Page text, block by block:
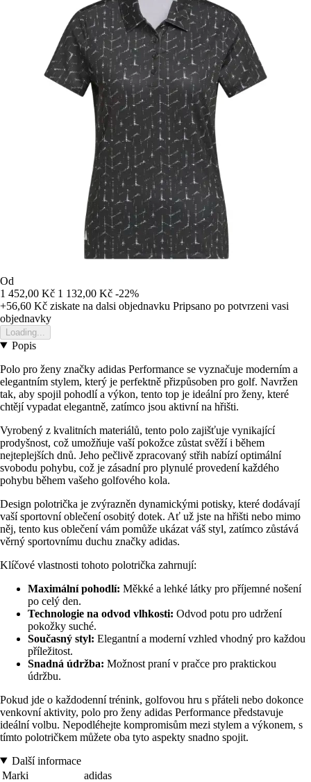
Od
1 452,00 Kč 1 132,00 Kč -22%
+56,60 Kč ziskate na dalsi objednavku Pripsano po potvrzeni vasi
objednavky
Loading...
Popis
Polo pro ženy značky adidas Performance se vyznačuje moderním a
elegantním stylem, který je perfektně přizpůsoben pro golf. Navržen
tak, aby spojil pohodlí a výkon, tento top je ideální pro ženy, které
chtějí vypadat elegantně, zatímco jsou aktivní na hřišti.
Vyrobený z kvalitních materiálů, tento polo zajišťuje vynikající
prodyšnost, což umožňuje vaší pokožce zůstat svěží i během
nejteplejších dnů. Jeho pečlivě zpracovaný střih nabízí optimální
svobodu pohybu, což je zásadní pro plynulé provedení každého
pohybu během vašeho golfového kola.
Design polotrička je zvýrazněn dynamickými potisky, které dodávají
vaší sportovní oblečení osobitý dotek. Ať už jste na hřišti nebo mimo
něj, tento kus oblečení vám pomůže ukázat váš styl, zatímco zůstává
věrný sportovnímu duchu značky adidas.
Klíčové vlastnosti tohoto polotrička zahrnují:
Maximální pohodlí: Měkké a lehké látky pro příjemné nošení
po celý den.
Technologie na odvod vlhkosti: Odvod potu pro udržení
pokožky suché.
Současný styl: Elegantní a moderní vzhled vhodný pro každou
příležitost.
Snadná údržba: Možnost praní v pračce pro praktickou
údržbu.
Pokud jde o každodenní trénink, golfovou hru s přáteli nebo dokonce
venkovní aktivity, polo pro ženy adidas Performance představuje
ideální volbu. Nepodléhejte kompromisům mezi stylem a výkonem, s
tímto polotričkem můžete oba tyto aspekty snadno spojit.
Další informace
Marki
adidas